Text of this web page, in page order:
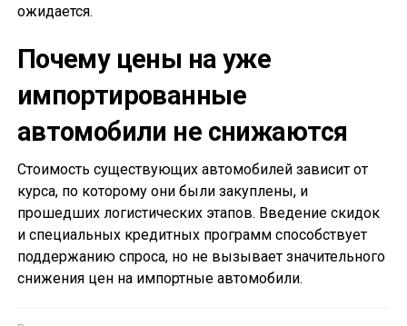
ожидается.
Почему цены на уже
импортированные
автомобили не снижаются
Стоимость существующих автомобилей зависит от
курса, по которому они были закуплены, и
прошедших логистических этапов. Введение скидок
и специальных кредитных программ способствует
поддержанию спроса, но не вызывает значительного
снижения цен на импортные автомобили.